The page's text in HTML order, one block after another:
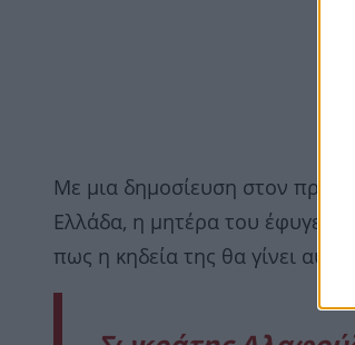
Με μια δημοσίευση στον
Ελλάδα, η μητέρα του έφυγε
πως η κηδεία της θα γίνει